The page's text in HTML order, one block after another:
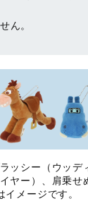
ん。
ッシー（ウッデ
ヤー）、肩乗せ
イメージです